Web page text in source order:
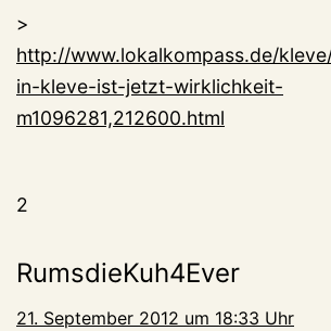
>
http://www.lokalkompass.de/
in-kleve-ist-jetzt-wirklichkeit-
m1096281,212600.html
2
RumsdieKuh4Ever
21. September 2012 um 18:33 Uhr